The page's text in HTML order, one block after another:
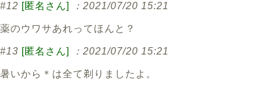
#12 [匿名さん] ：2021/07/20 15:21
薬のウワサあれってほんと？
#13 [匿名さん] ：2021/07/20 15:21
暑いから＊は全て剃りましたよ。